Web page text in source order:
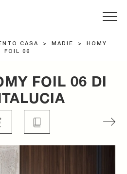
CASA > MADIE >
HOMY
FOIL 06
FOIL 06 DI